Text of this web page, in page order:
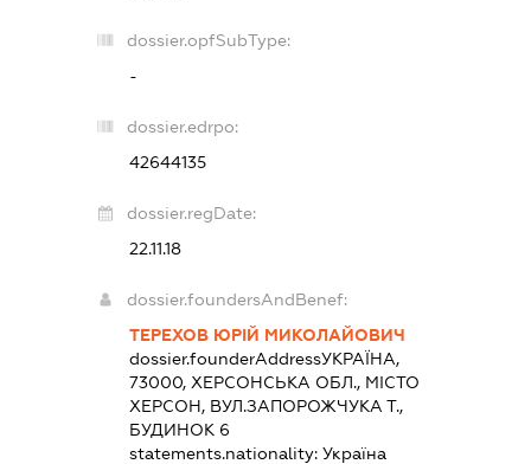
dossier.opfSubType:
-
dossier.edrpo:
42644135
dossier.regDate:
22.11.18
dossier.foundersAndBenef:
ТЕРЕХОВ ЮРІЙ МИКОЛАЙОВИЧ
dossier.founderAddressУКРАЇНА,
73000, ХЕРСОНСЬКА ОБЛ., МІСТО
ХЕРСОН, ВУЛ.ЗАПОРОЖЧУКА Т.,
БУДИНОК 6
statements.nationality:Україна